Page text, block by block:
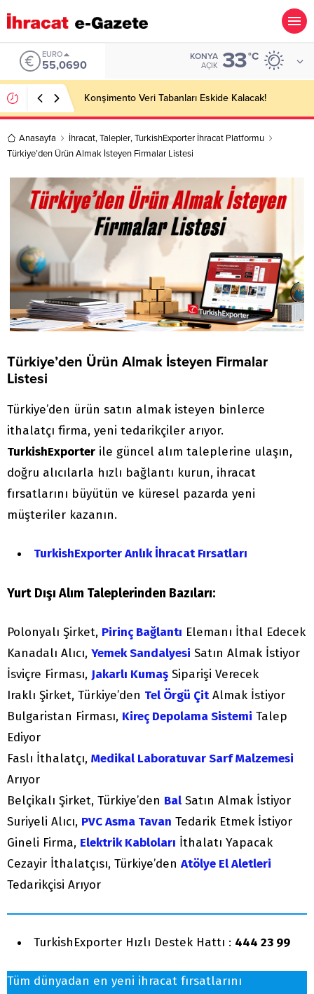
EURO
55,0690
KONYA
AÇIK 33°C
Konşimento Veri Tabanları Eskide Kalacak!
Anasayfa İhracat,Talepler,TurkishExporter İhracat Platformu
Türkiye’den Ürün Almak İsteyen Firmalar Listesi
Türkiye’den Ürün Almak İsteyen Firmalar
Listesi
Türkiye’den ürün satın almak isteyen binlerce
ithalatçı firma, yeni tedarikçiler arıyor.
TurkishExporter ile güncel alım taleplerine ulaşın,
doğru alıcılarla hızlı bağlantı kurun, ihracat
fırsatlarını büyütün ve küresel pazarda yeni
müşteriler kazanın.
TurkishExporter Anlık İhracat Fırsatları
Yurt Dışı Alım Taleplerinden Bazıları:
Polonyalı Şirket, Pirinç Bağlantı Elemanı İthal Edecek
Kanadalı Alıcı, Yemek Sandalyesi Satın Almak İstiyor
İsviçre Firması, Jakarlı Kumaş Siparişi Verecek
Iraklı Şirket, Türkiye’den Tel Örgü ÇitAlmak İstiyor
Bulgaristan Firması, Kireç Depolama Sistemi Talep
Ediyor
Faslı İthalatçı, Medikal Laboratuvar Sarf Malzemesi
Arıyor
Belçikalı Şirket, Türkiye’den Bal Satın Almak İstiyor
Suriyeli Alıcı, PVC Asma Tavan Tedarik Etmek İstiyor
Gineli Firma, Elektrik Kabloları İthalatı Yapacak
Cezayir İthalatçısı, Türkiye’den Atölye El Aletleri
Tedarikçisi Arıyor
TurkishExporter Hızlı Destek Hattı : 444 23 99
Tüm dünyadan en yeni ihracat fırsatlarını